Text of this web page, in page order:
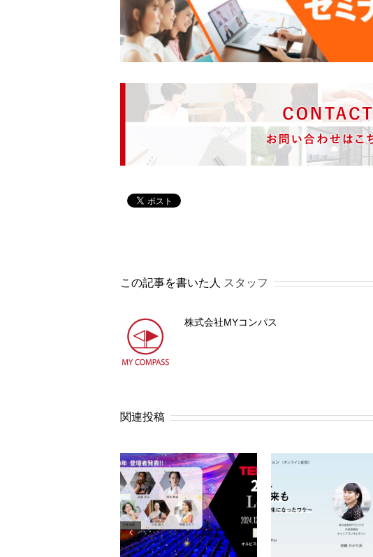
この記事を書いた人 スタッフ
株式会社MYコンパス
関連投稿